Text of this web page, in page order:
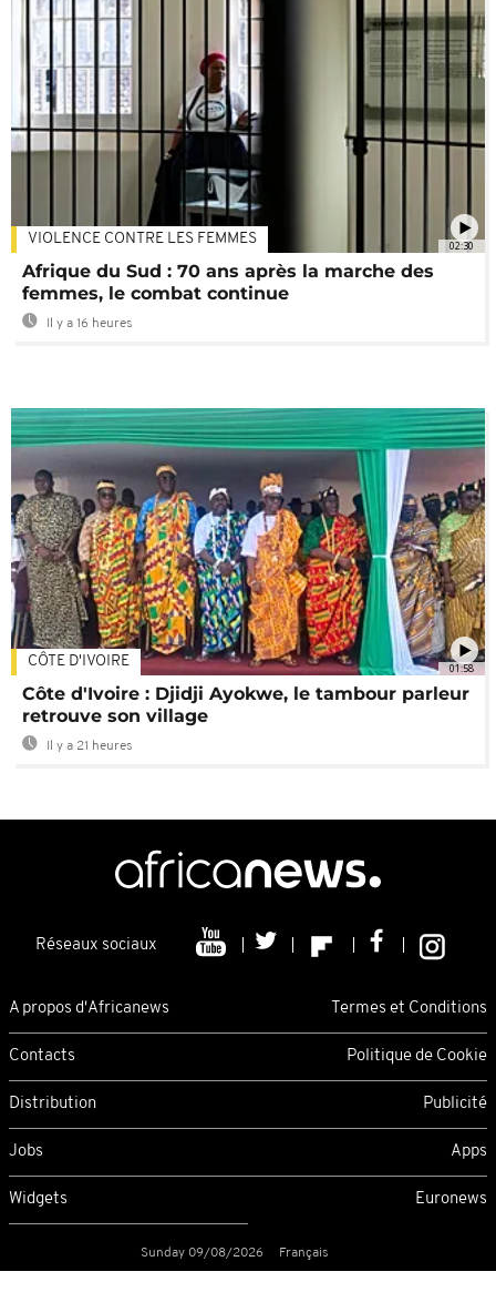
02:30
VIOLENCE CONTRE LES FEMMES
Afrique du Sud : 70 ans après la marche des
femmes, le combat continue
Il y a 16 heures
01:58
CÔTE D'IVOIRE
Côte d'Ivoire : Djidji Ayokwe, le tambour parleur
retrouve son village
Il y a 21 heures
Réseaux sociaux
A propos d'Africanews Termes et Conditions
Contacts Politique de Cookie
Distribution Publicité
Jobs Apps
Widgets Euronews
Sunday 09/08/2026